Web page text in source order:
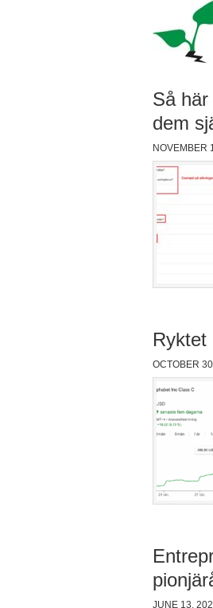
Så
dem
NOVEMBER
Ryktet
OCTOBER
JUNE 13,